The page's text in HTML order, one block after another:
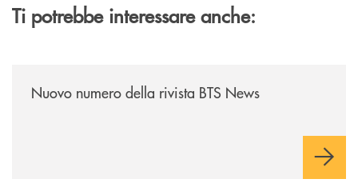
Ti potrebbe interessare anche:
Nuovo numero della rivista BTS News